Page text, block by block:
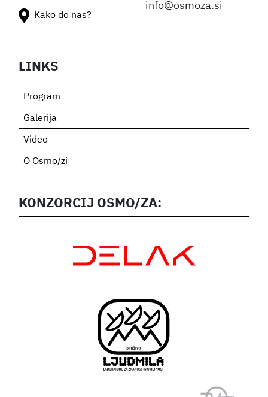
info@osmoza.si
LINKS
Program
Galerija
Video
O Osmo/zi
KONZORCIJ OSMO/ZA:
Kako do nas?